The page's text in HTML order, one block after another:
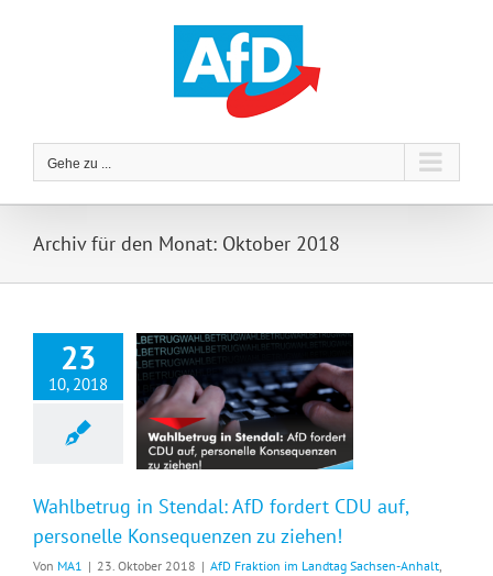
Gehe zu ...
Archiv für den Monat: Oktober 2018
23
10, 2018
Wahlbetrug in Stendal: AfD fordert CDU auf,
personelle Konsequenzen zu ziehen!
Von MA1 | 23. Oktober 2018 | AfD Fraktion im Landtag Sachsen-Anhalt,